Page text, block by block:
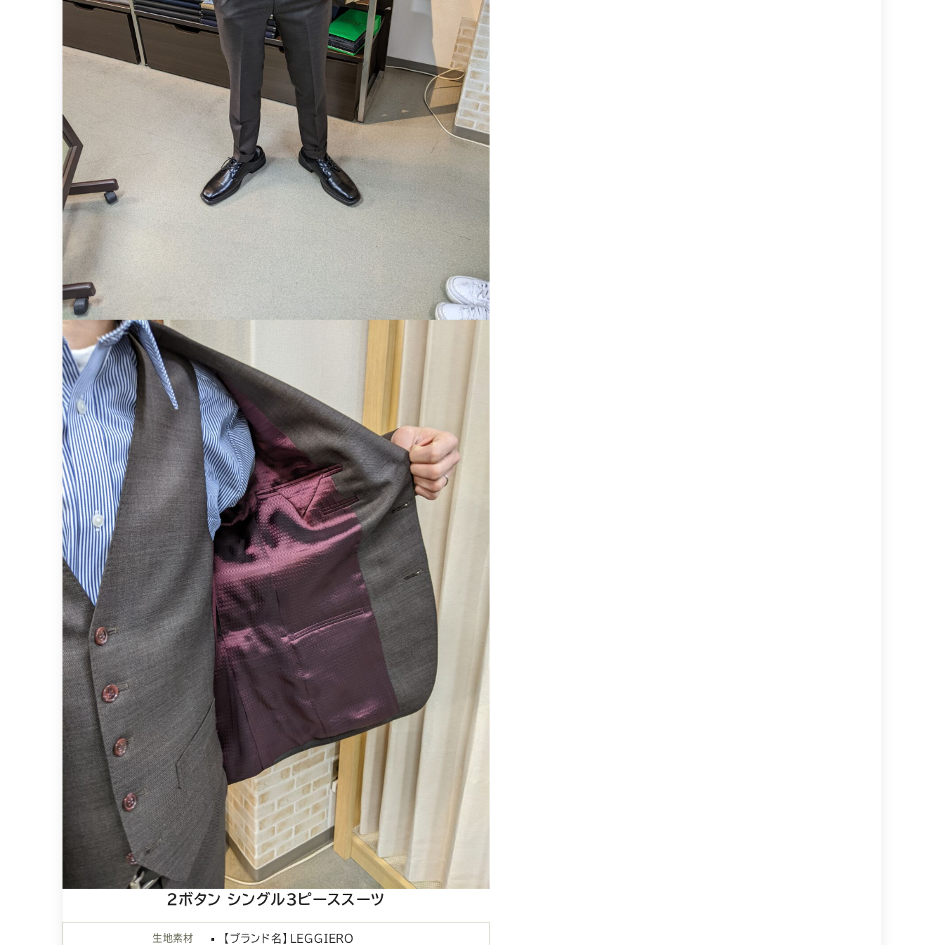
2ボタン シングル3ピーススーツ
生地素材
【ブランド名】LEGGIERO